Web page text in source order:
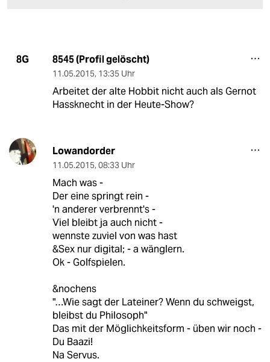
8G 8545 (Profil gelöscht)
11.05.2015, 13:35 Uhr
Arbeitet der alte Hobbit nicht auch als Gernot
Hassknecht in der Heute-Show?
Lowandorder
11.05.2015, 08:33 Uhr
Mach was -
Der eine springt rein -
'n anderer verbrennt's -
Viel bleibt ja auch nicht -
wennste zuviel von was hast
&Sex nur digital; - a wänglern.
Ok - Golfspielen.
&nochens
"…Wie sagt der Lateiner? Wenn du schweigst,
bleibst du Philosoph"
Das mit der Möglichkeitsform - üben wir noch -
Du Baazi!
Na Servus.